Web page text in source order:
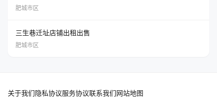
肥城市区
三生巷迁址店铺出租出售
肥城市区
关于我们隐私协议服务协议联系我们网站地图